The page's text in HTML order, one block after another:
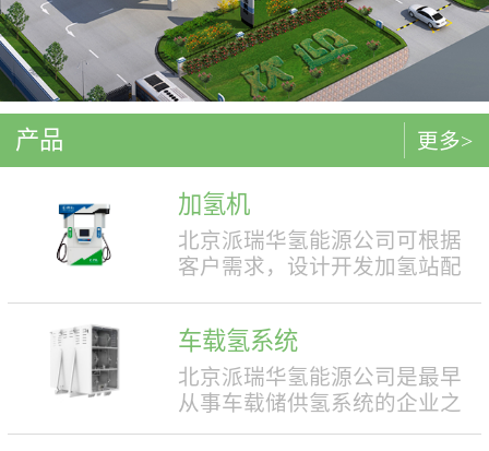
产品
加氢机
北京派瑞华氢能源公司可根据
客户需求，设计开发加氢站配
结构设计合理，便于操作，外
形美观，安全性强。具有双面
液晶显示屏，能支持IC卡、移
车载氢系统
北京派瑞华氢能源公司是最早
从事车载储供氢系统的企业之
一，拥有丰富的车载储供氢系
更多>